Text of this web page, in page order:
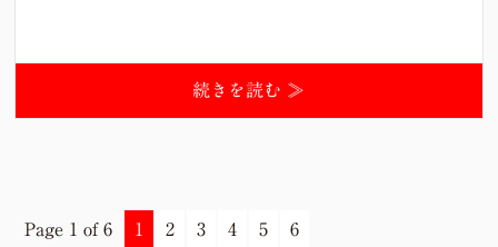
続きを読む ≫
Page 1 of 6 1 2 3 4 5 6